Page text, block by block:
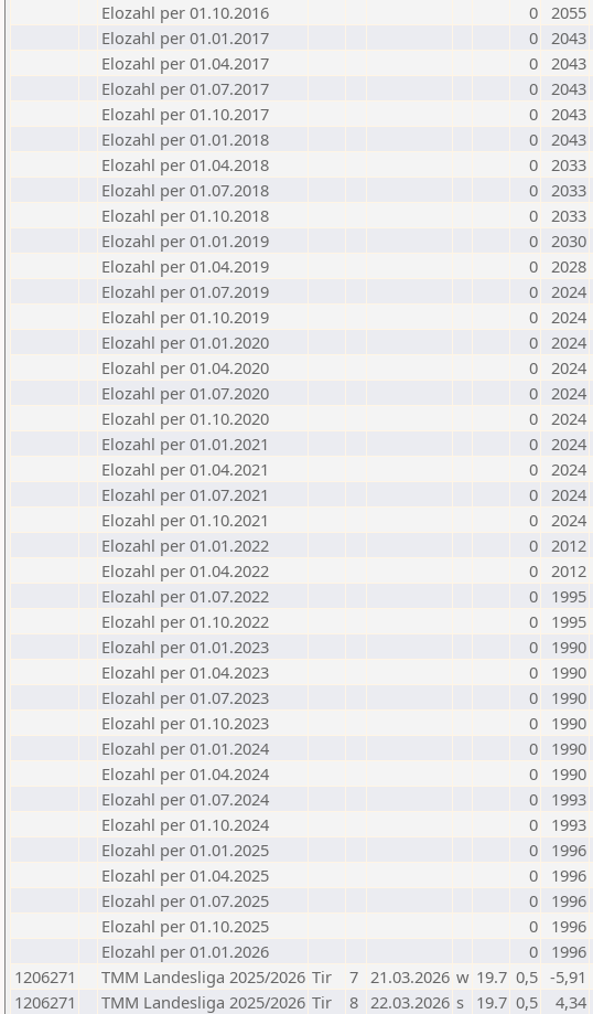
Elozahl per 01.10.2016
0 2055
Elozahl per 01.01.2017
0 2043
Elozahl per 01.04.2017
0 2043
Elozahl per 01.07.2017
0 2043
Elozahl per 01.10.2017
0 2043
Elozahl per 01.01.2018
0 2043
Elozahl per 01.04.2018
0 2033
Elozahl per 01.07.2018
0 2033
Elozahl per 01.10.2018
0 2033
Elozahl per 01.01.2019
0 2030
Elozahl per 01.04.2019
0 2028
Elozahl per 01.07.2019
0 2024
Elozahl per 01.10.2019
0 2024
Elozahl per 01.01.2020
0 2024
Elozahl per 01.04.2020
0 2024
Elozahl per 01.07.2020
0 2024
Elozahl per 01.10.2020
0 2024
Elozahl per 01.01.2021
0 2024
Elozahl per 01.04.2021
0 2024
Elozahl per 01.07.2021
0 2024
Elozahl per 01.10.2021
0 2024
Elozahl per 01.01.2022
0 2012
Elozahl per 01.04.2022
0 2012
Elozahl per 01.07.2022
0
1995
Elozahl per 01.10.2022
0
1995
Elozahl per 01.01.2023
0
1990
Elozahl per 01.04.2023
0
1990
Elozahl per 01.07.2023
0
1990
Elozahl per 01.10.2023
0
1990
Elozahl per 01.01.2024
0
1990
Elozahl per 01.04.2024
0
1990
Elozahl per 01.07.2024
0
1993
Elozahl per 01.10.2024
0
1993
Elozahl per 01.01.2025
0
1996
Elozahl per 01.04.2025
0
1996
Elozahl per 01.07.2025
0
1996
Elozahl per 01.10.2025
0
1996
Elozahl per 01.01.2026
0
1996
1206271
TMM Landesliga 2025/2026 Tir 7 21.03.2026 w 19.7 0,5 -5,91
1206271
TMM Landesliga 2025/2026 Tir 8 22.03.2026 s 19.7 0,5 4,34